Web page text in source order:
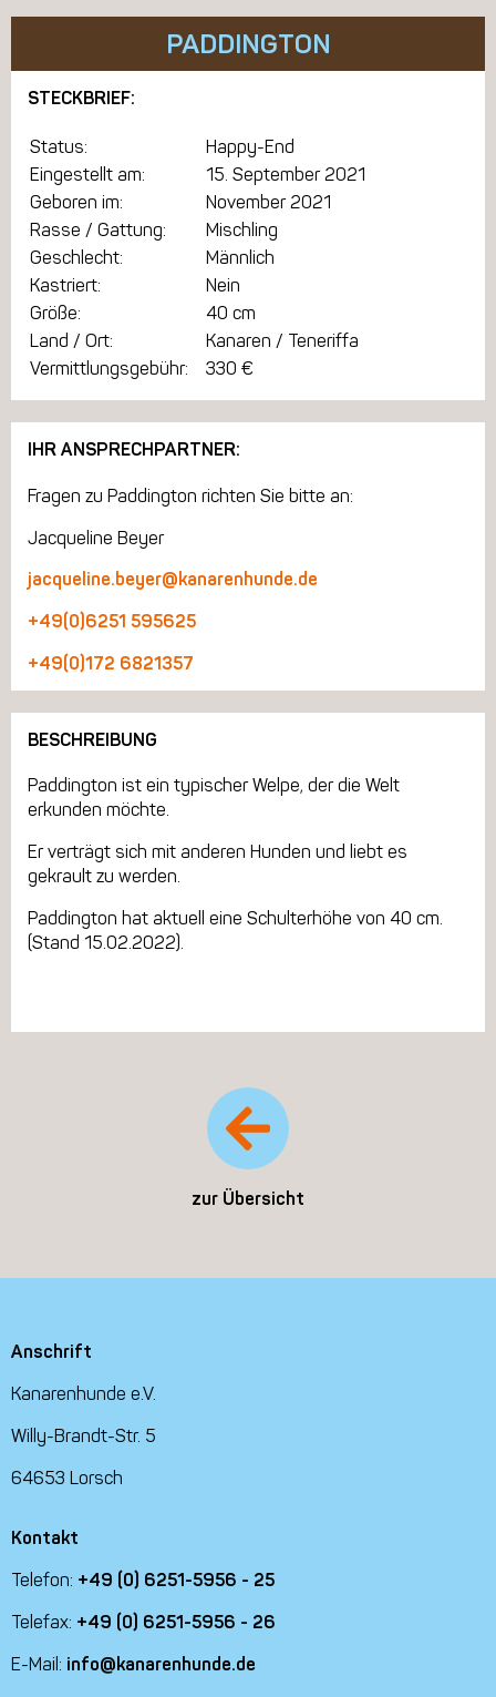
PADDINGTON
STECKBRIEF:
Status:
Happy-End
Eingestellt am:
15. September 2021
Geboren im:
November 2021
Rasse / Gattung:
Mischling
Geschlecht:
Männlich
Kastriert:
Nein
Größe:
40 cm
Land / Ort:
Kanaren / Teneriffa
Vermittlungsgebühr:
330 €
IHR ANSPRECHPARTNER:
Fragen zu Paddington richten Sie bitte an:
Jacqueline Beyer
jacqueline.beyer@kanarenhunde.de
+49(0)6251 595625
+49(0)172 6821357
BESCHREIBUNG
Paddington ist ein typischer Welpe, der die Welt
erkunden möchte.
Er verträgt sich mit anderen Hunden und liebt es
gekrault zu werden.
Paddington hat aktuell eine Schulterhöhe von 40 cm.
(Stand 15.02.2022).
zur Übersicht
Anschrift
Kanarenhunde e.V.
Willy-Brandt-Str. 5
64653 Lorsch
Kontakt
Telefon: +49 (0) 6251-5956 - 25
Telefax: +49 (0) 6251-5956 - 26
E-Mail: info@kanarenhunde.de